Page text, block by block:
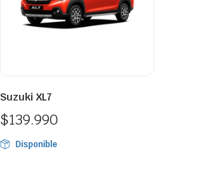
Suzuki XL7
$139.990
Disponible